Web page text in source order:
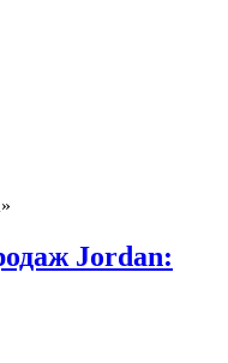
Jordan: